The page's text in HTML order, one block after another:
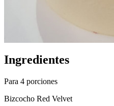
Ingredientes
Para 4 porciones
Bizcocho Red Velvet